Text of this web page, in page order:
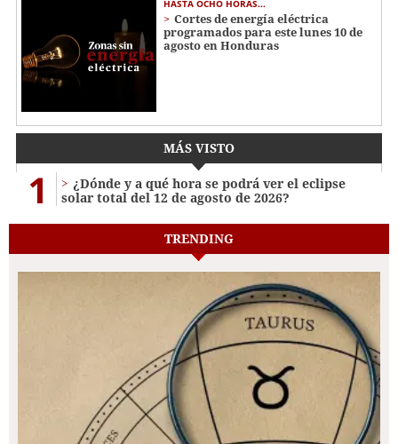
HASTA OCHO HORAS...
Cortes de energía eléctrica
programados para este lunes 10 de
agosto en Honduras
MÁS VISTO
1
¿Dónde y a qué hora se podrá ver el eclipse
solar total del 12 de agosto de 2026?
TRENDING